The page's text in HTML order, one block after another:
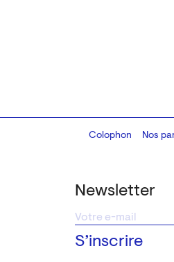
Newsletter
Colophon
Design:MarcelNos